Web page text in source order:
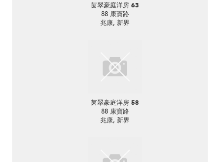
茵翠豪庭洋房 63
88 康寶路
兆康, 新界
茵翠豪庭洋房 58
88 康寶路
兆康, 新界